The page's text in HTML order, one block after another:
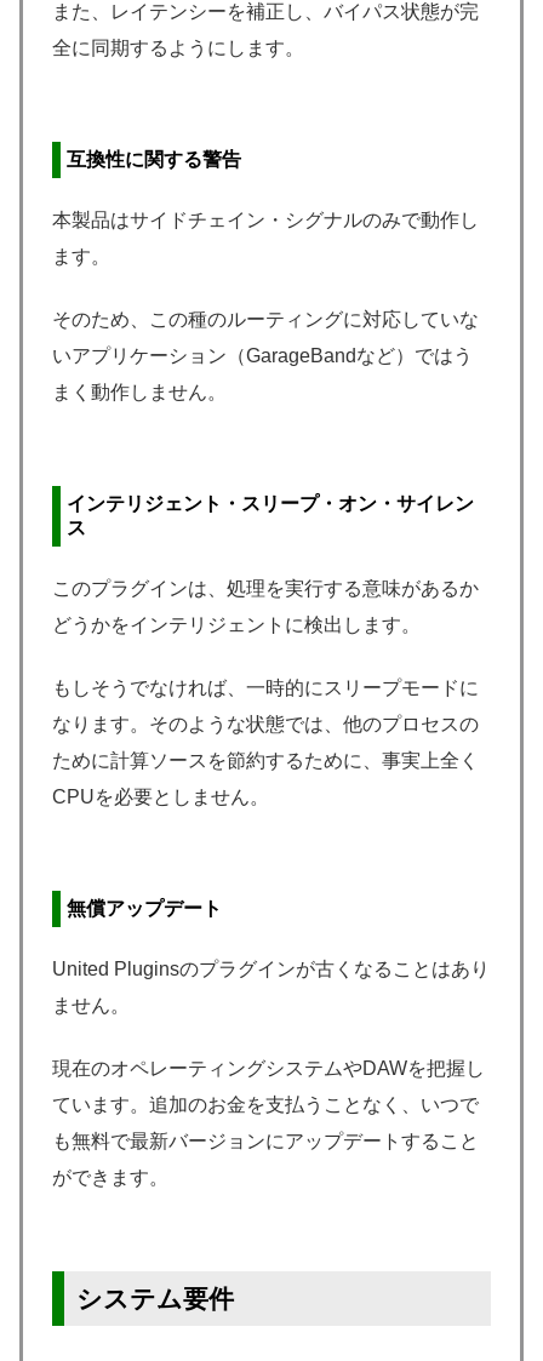
また、レイテンシーを補正し、バイパス状態が完
全に同期するようにします。
互換性に関する警告
本製品はサイドチェイン・シグナルのみで動作し
ます。
そのため、この種のルーティングに対応していな
いアプリケーション（GarageBandなど）ではう
まく動作しません。
インテリジェント・スリープ・オン・サイレン
ス
このプラグインは、処理を実行する意味があるか
どうかをインテリジェントに検出します。
もしそうでなければ、一時的にスリープモードに
なります。そのような状態では、他のプロセスの
ために計算ソースを節約するために、事実上全く
CPUを必要としません。
無償アップデート
United Pluginsのプラグインが古くなることはあり
ません。
現在のオペレーティングシステムやDAWを把握し
ています。追加のお金を支払うことなく、いつで
も無料で最新バージョンにアップデートすること
ができます。
システム要件